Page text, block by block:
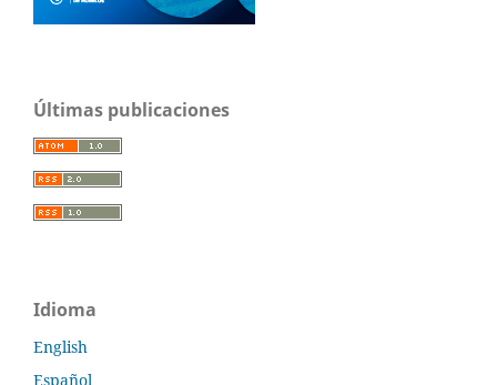
Últimas publicaciones
Idioma
English
Español